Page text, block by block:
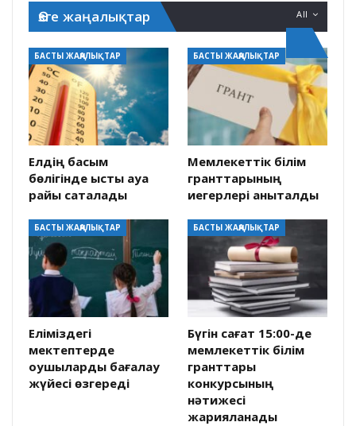
All
Өзге жаңалықтар
БАСТЫ ЖАҢАЛЫҚТАР
Елдің басым
бөлігінде ыстық ауа
райы сақталады
БАСТЫ ЖАҢАЛЫҚТАР
Мемлекеттік білім
гранттарының
иегерлері анықталды
БАСТЫ ЖАҢАЛЫҚТАР
Еліміздегі
мектептерде
оқушыларды бағалау
жүйесі өзгереді
БАСТЫ ЖАҢАЛЫҚТАР
Бүгін сағат 15:00-де
мемлекеттік білім
гранттары
конкурсының
нәтижесі
жарияланады